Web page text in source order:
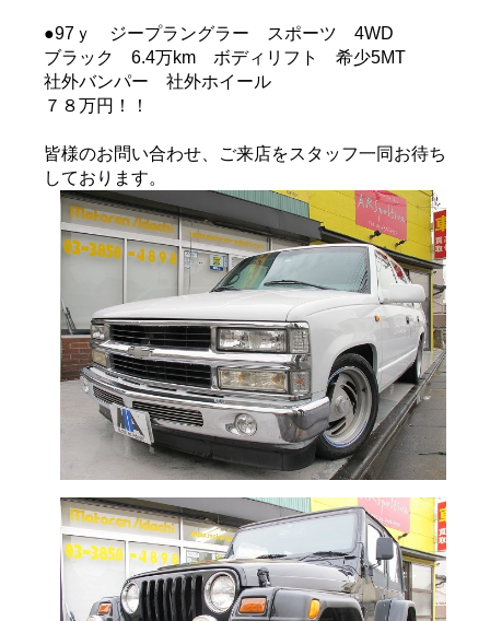
●97ｙ ジープラングラー スポーツ 4WD
ブラック 6.4万km ボディリフト 希少5MT
社外バンパー 社外ホイール
７８万円！！
皆様のお問い合わせ、ご来店をスタッフ一同お待ち
しております。